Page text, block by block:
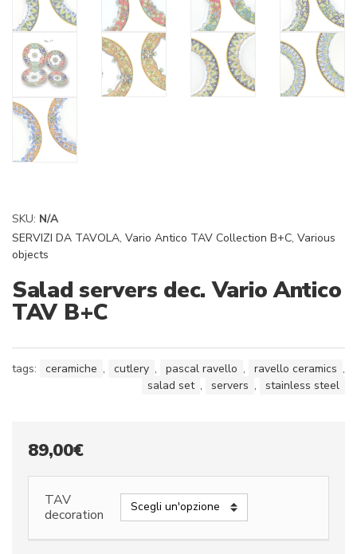
SKU: N/A
SERVIZI DA TAVOLA, Vario Antico TAV Collection B+C, Various
objects
Salad servers dec. Vario Antico
TAV B+C
tags: ceramiche , cutlery , pascal ravello , ravello ceramics ,
salad set , servers , stainless steel
89,00€
TAV
decoration